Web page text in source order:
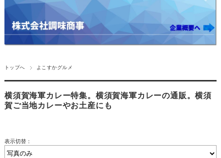
トップへ よこすかグルメ
横須賀海軍カレー特集。横須賀海軍カレーの通販。横須
賀ご当地カレーやお土産にも
表示切替：